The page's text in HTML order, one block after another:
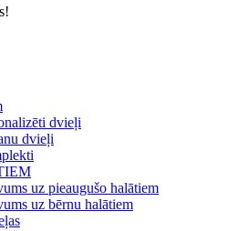
dvieļi
dvieļi
uz pieaugušo halātiem
uz bērnu halātiem